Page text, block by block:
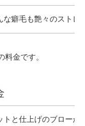
な癖毛も艶々のストレ
金です。
トと仕上げのブローが